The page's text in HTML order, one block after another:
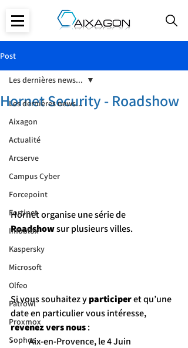
Post
Les dernières news...
Aixagon
Actualité
Arcserve
Campus Cyber
Forcepoint
Fortinet
Infoblox
Kaspersky
Microsoft
Olfeo
Patrowl
Proxmox
Sophos
Les dernières news...
Hornet Security - Roadshow
Hornet organise une série de
Roadshow sur plusieurs villes.
Si vous souhaitez y participer et qu’une
date en particulier vous intéresse,
revenez vers nous :
·         Aix-en-Provence, le 4 Juin